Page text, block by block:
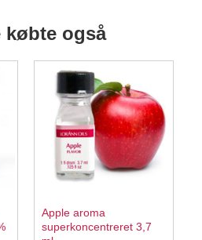
købte også
Apple aroma
superkoncentreret 3,7